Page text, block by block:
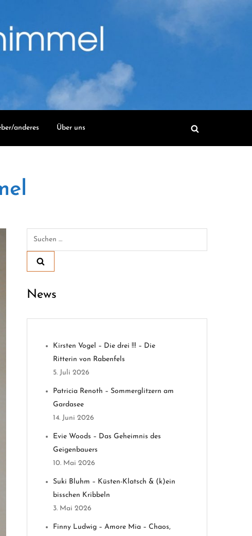
anderes Über uns
Suchen
News
Kirsten Vogel – Die drei !!! – Die
Ritterin von Rabenfels
5. Juli 2026
Patricia Renoth – Sommerglitzern am
Gardasee
14. Juni 2026
Evie Woods – Das Geheimnis des
Geigenbauers
10. Mai 2026
Suki Bluhm – Küsten-Klatsch & (k)ein
bisschen Kribbeln
3. Mai 2026
Finny Ludwig – Amore Mia – Chaos,